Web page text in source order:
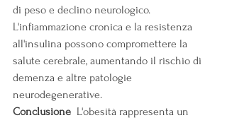
di peso e declino neurologico.
L'infiammazione cronica e la resistenza
all'insulina possono compromettere la
salute cerebrale, aumentando il rischio di
demenza e altre patologie
neurodegenerative.
Conclusione L'obesità rappresenta un